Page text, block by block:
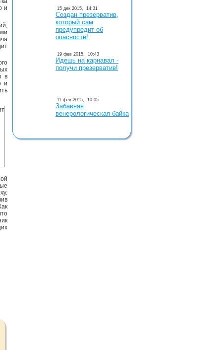
и
в
и
15 дек 2015, 14:31
Создан презерватив,
который сам
предупредит об
опасности!
19 фев 2015, 10:43
Идешь на карнавал -
получи презерватив!
11 фев 2015, 10:05
Забавная
венерологическая байка